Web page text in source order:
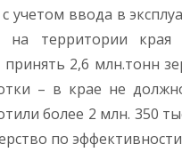
учетом ввода в
территории края
2,6 млн.тонн
– в крае не
более 2 млн. 350
по